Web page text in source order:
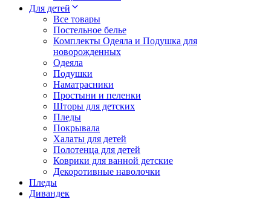
Для детей
Все товары
Постельное белье
Комплекты Одеяла и Подушка для
новорожденных
Одеяла
Подушки
Наматрасники
Простыни и пеленки
Шторы для детских
Пледы
Покрывала
Халаты для детей
Полотенца для детей
Коврики для ванной детские
Декоротивные наволочки
Пледы
Дивандек